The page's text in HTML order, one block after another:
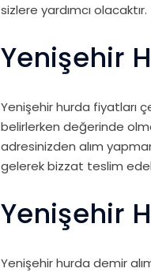
sizlere yardımcı olacaktır.
Yenişehir
Yenişehir hurda fiyatları
belirlerken değerinde
adresinizden alım
gelerek bizzat teslim
Yenişehir
Yenişehir hurda demir